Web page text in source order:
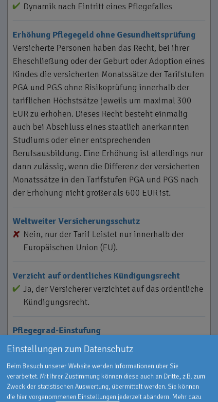
Dynamik nach Eintritt eines Pflegefalles
Erhöhung Pflegegeld ohne Gesundheitsprüfung
Versicherte Personen haben das Recht, bei ihrer
Eheschließung oder der Geburt oder Adoption eines
Kindes die versicherten Monatssätze der Tarifstufen
PGA und PGS ohne Risikoprüfung innerhalb der
tariflichen Höchstsätze jeweils um maximal 300
EUR zu erhöhen. Dieses Recht besteht einmalig
auch bei Abschluss eines staatlich anerkannten
Studiums oder einer entsprechenden
Berufsausbildung. Eine Erhöhung ist allerdings nur
dann zulässig, wenn die Differenz der versicherten
Monatssätze in den Tarifstufen PGA und PGS nach
der Erhöhung nicht größer als 600 EUR ist.
Weltweiter Versicherungsschutz
Nein, nur der Tarif Leistet nur innerhalb der
Europäischen Union (EU).
Verzicht auf ordentliches Kündigungsrecht
Ja, der Versicherer verzichtet auf das ordentliche
Kündigungsrecht.
Pflegegrad-Einstufung
Die Feststellung des Pflegegrads wird in der Regel
von medizinischen Gutachtern des Medizinischen
Dienstes der Krankenversicherungen, kurz MDK,
vorgenommen. Diese Einstufung wird
übernommen.
Einstellungen zum Datenschutz
Beim Besuch unserer Website werden Informationen über Sie
verarbeitet. Mit Ihrer Zustimmung können diese auch an Dritte, z.B. zum
Zweck der statistischen Auswertung, übermittelt werden. Sie können
die hier vorgenommenen Einstellungen jederzeit abändern. Mehr dazu